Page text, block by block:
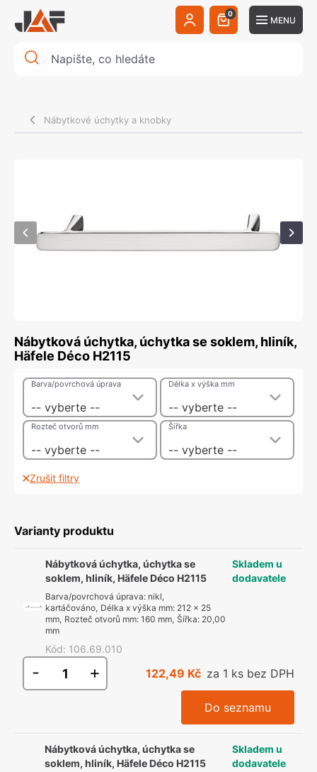
0
MENU
Nábytkové úchytky a knobky
Nábytková úchytka, úchytka se soklem, hliník,
Häfele Déco H2115
-- vyberte --
Barva/povrchová úprava
-- vyberte --
Délka x výška mm
-- vyberte --
Rozteč otvorů mm
-- vyberte --
Šířka
Zrušit filtry
Varianty produktu
Nábytková úchytka, úchytka se
soklem, hliník, Häfele Déco H2115
Barva/povrchová úprava: nikl,
kartáčováno, Délka x výška mm: 212 x 25
mm, Rozteč otvorů mm: 160 mm, Šířka: 20,00
mm
Kód: 106.69.010
Skladem u
dodavatele
- + 122,49 Kč za 1 ks bez DPH
Do seznamu
Nábytková úchytka, úchytka se
soklem, hliník, Häfele Déco H2115
Skladem u
dodavatele